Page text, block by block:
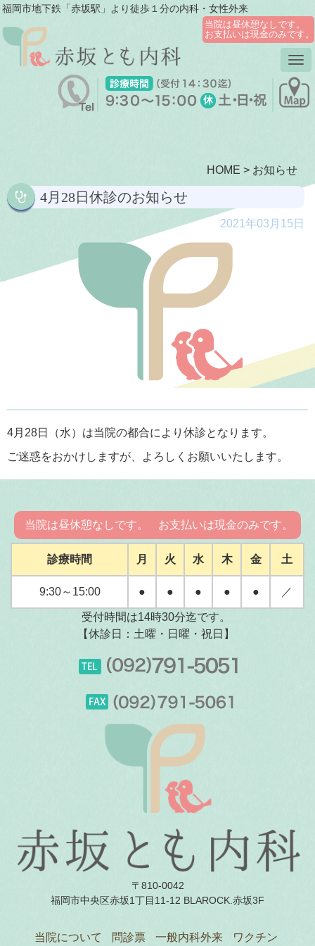
福岡市地下鉄「赤坂駅」より徒歩１分の内科・女性外来
当院は昼休憩なしです。
お支払いは現金のみです。
HOME > お知らせ
4月28日休診のお知らせ
2021年03月15日
4月28日（水）は当院の都合により休診となります。
ご迷惑をおかけしますが、よろしくお願いいたします。
当院は昼休憩なしです。 お支払いは現金のみです。
診療時間 月 火 水 木 金 土
9:30～15:00 ● ● ● ● ● ／
受付時間は14時30分迄です。
【休診日：土曜・日曜・祝日】
〒810-0042
福岡市中央区赤坂1丁目11-12 BLAROCK.赤坂3F
当院について 問診票 一般内科外来 ワクチン